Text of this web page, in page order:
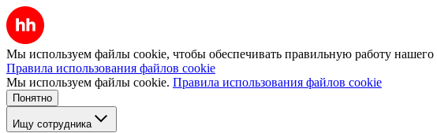
Мы используем файлы cookie, чтобы обеспечивать правильную работу нашего
Правила использования файлов cookie
Мы используем файлы cookie. Правила использования файлов cookie
Понятно
Ищу сотрудника